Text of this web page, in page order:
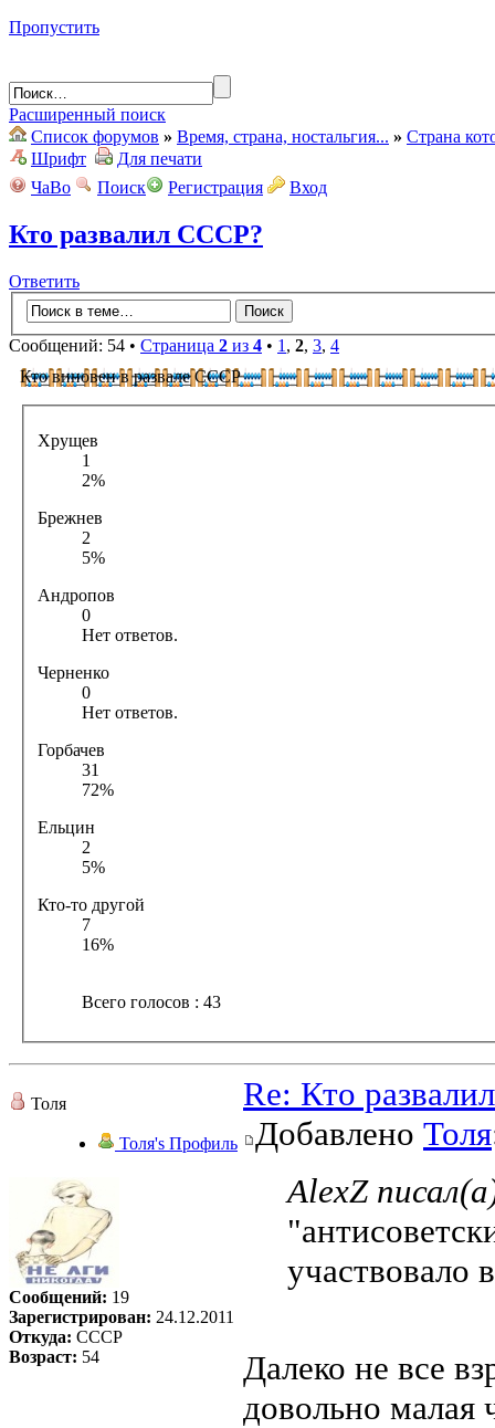
Пропустить
Расширенный поиск
Список форумов » Время, страна, ностальгия... » Страна
Шрифт
Для печати
ЧаВо
Поиск Регистрация Вход
Кто развалил СССР?
Ответить
Сообщений: 54 • Страница 2 из 4 • 1, 2, 3, 4
Кто виновен в развале СССР
Хрущев
1
2%
Брежнев
2
5%
Андропов
0
Нет ответов.
Черненко
0
Нет ответов.
Горбачев
31
72%
Ельцин
2
5%
Кто-то другой
7
16%
Всего голосов : 43
Толя
Толя's Профиль
Сообщений: 19
Зарегистрирован: 24.12.2011
Откуда: СССР
Возраст: 54
Re: Кто
Добавлено Толя
AlexZ
участвовало
Далеко не все
довольно малая